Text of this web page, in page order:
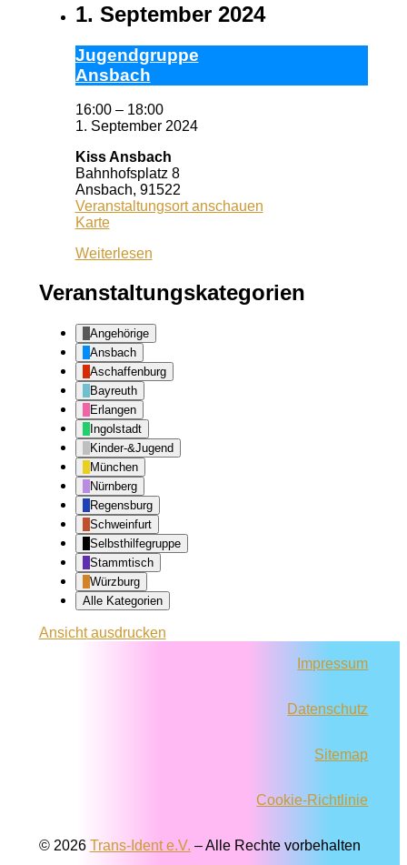
1. September 2024
Ju­gend­grup­pe
Ans­bach
16:00 – 18:00
1. September 2024
Kiss Ansbach
Bahnhofsplatz 8
Ansbach, 91522
Veranstaltungsort anschauen
KarteKiss
Weiterlesen
Veranstaltungskategorien
Angehörige
Ansbach
Aschaffenburg
Bayreuth
Erlangen
Ingolstadt
Kinder-&Jugend
München
Nürnberg
Regensburg
Schweinfurt
Selbsthilfegruppe
Stammtisch
Würzburg
Alle Kategorien
Ansichtausdrucken
Impressum
Datenschutz
Sitemap
Cookie-Richtlinie
© 2026 Trans-Ident e.V. – Alle Rechte vorbehalten